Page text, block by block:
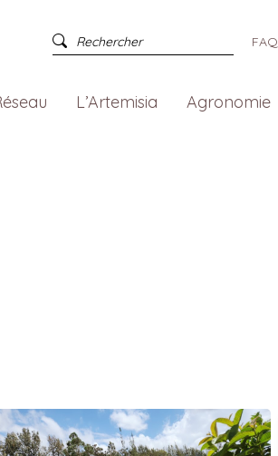
FAQ
L’Artemisia Agronomie